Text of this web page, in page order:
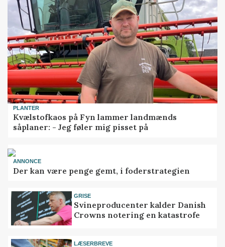
PLANTER
Kvælstofkaos på Fyn lammer landmænds
såplaner: - Jeg føler mig pisset på
ANNONCE
Der kan være penge gemt, i foderstrategien
GRISE
Svineproducenter kalder Danish
Crowns notering en katastrofe
LÆSERBREVE